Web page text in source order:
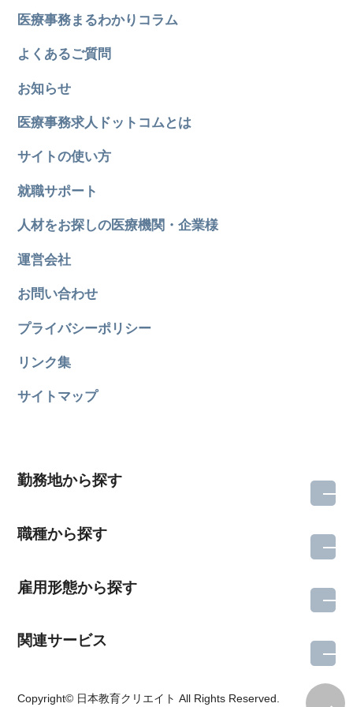
医療事務まるわかりコラム
よくあるご質問
お知らせ
医療事務求人ドットコムとは
サイトの使い方
就職サポート
人材をお探しの医療機関・企業様
運営会社
お問い合わせ
プライバシーポリシー
リンク集
サイトマップ
勤務地から探す
職種から探す
雇用形態から探す
関連サービス
Copyright© 日本教育クリエイト All Rights Reserved.
所在地のエリアを選択してください